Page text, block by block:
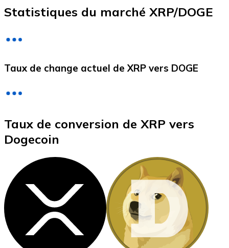
XRP
Statistiques du marché XRP/DOGE
Taux de change actuel de XRP vers DOGE
Taux de conversion de XRP vers
Dogecoin